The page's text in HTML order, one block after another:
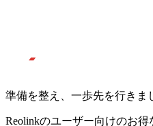
準備を整え、一歩先を行きま
Reolinkのユーザー向けのお